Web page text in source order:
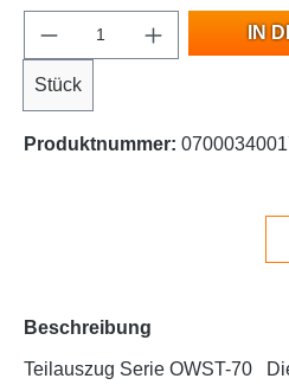
Stück
IN
Produktnummer:
Beschreibung
Teilauszug Serie OWST-70